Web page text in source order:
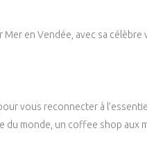
en Vendée, avec sa célèbre
vous reconnecter à
du monde, un coffee shop aux